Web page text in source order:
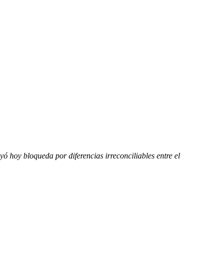
hoy bloqueda por diferencias irreconciliables entre el